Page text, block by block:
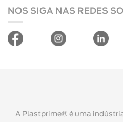
NOS SIGA NAS REDES
A Plastprime® é uma